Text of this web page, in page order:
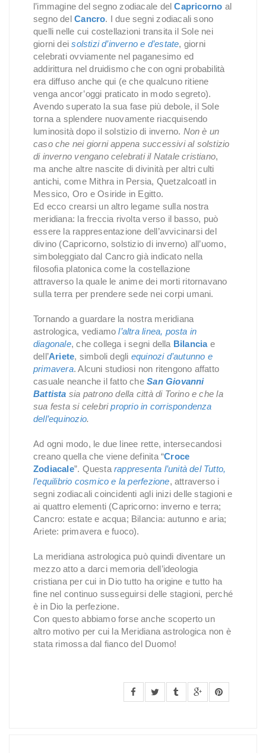
l’immagine del segno zodiacale delCapricorno al
segno delCancro. I due segni zodiacali sono
quelli nelle cui costellazioni transita il Sole nei
giorni deisolstizi d’inverno e d’estate, giorni
celebrati ovviamente nel paganesimo ed
addirittura nel druidismo che con ogni probabilità
era diffuso anche qui (e che qualcuno ritiene
venga ancor’oggi praticato in modo segreto).
Avendo superato la sua fase più debole, il Sole
torna a splendere nuovamente riacquisendo
luminosità dopo il solstizio di inverno. Non è un
caso che nei giorni appena successivi al solstizio
di inverno vengano celebrati il Natale cristiano,
ma anche altre nascite di divinità per altri culti
antichi, come Mithra in Persia, Quetzalcoatl in
Messico, Oro e Osiride in Egitto.
Ed ecco crearsi un altro legame sulla nostra
meridiana: la freccia rivolta verso il basso, può
essere la rappresentazione dell’avvicinarsi del
divino (Capricorno, solstizio di inverno) all’uomo,
simboleggiato dal Cancro già indicato nella
filosofia platonica come la costellazione
attraverso la quale le anime dei morti ritornavano
sulla terra per prendere sede nei corpi umani.
Tornando a guardare la nostra meridiana
astrologica, vediamo l’altra linea, posta in
diagonale, che collega i segni della Bilanciae
dell’Ariete, simboli degli equinozi d’autunno e
primavera. Alcuni studiosi non ritengono affatto
casuale neanche il fatto che San Giovanni
Battista sia patrono della città di Torino e che la
sua festa si celebriproprio in corrispondenza
dell’equinozio.
Ad ogni modo, le due linee rette, intersecandosi
creano quella che viene definita “Croce
Zodiacale”. Questa rappresenta l’unità del Tutto,
l’equilibrio cosmico e la perfezione, attraverso i
segni zodiacali coincidenti agli inizi delle stagioni e
ai quattro elementi (Capricorno: inverno e terra;
Cancro: estate e acqua; Bilancia: autunno e aria;
Ariete: primavera e fuoco).
La meridiana astrologica può quindi diventare un
mezzo atto a darci memoria dell’ideologia
cristiana per cui in Dio tutto ha origine e tutto ha
fine nel continuo susseguirsi delle stagioni, perché
è in Dio la perfezione.
Con questo abbiamo forse anche scoperto un
altro motivo per cui la Meridiana astrologica non è
stata rimossa dal fianco del Duomo!